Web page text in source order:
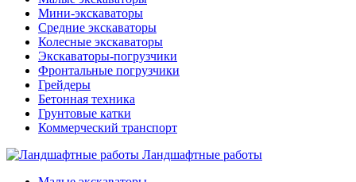
Мини-экскаваторы
Средние экскаваторы
Колесные экскаваторы
Экскаваторы-погрузчики
Фронтальные погрузчики
Грейдеры
Бетонная техника
Грунтовые катки
Коммерческий транспорт
Ландшафтные работы